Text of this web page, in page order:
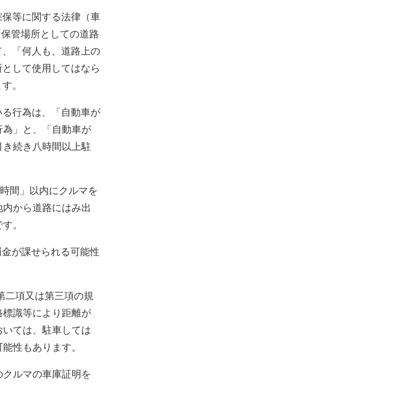
等に関する法律（車
管場所としての道路
「何人も、道路上の
して使用してはなら
。
行為は、「自動車が
」と、「自動車が
続き八時間以上駐
間」以内にクルマを
から道路にはみ出
。
が課せられる可能性
項又は第三項の規
識等により距離が
ては、駐車しては
性もあります。
ルマの車庫証明を